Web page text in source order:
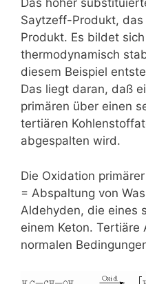
Das höher
Saytzeff-Produkt, das
Produkt. Es bildet
thermodynamisch
diesem Beispiel
Das liegt daran, daß
primären über einen
tertiären
abgespalten wird.
Die Oxidation
= Abspaltung von
Aldehyden, die eines
einem Keton. Tertiäre
normalen